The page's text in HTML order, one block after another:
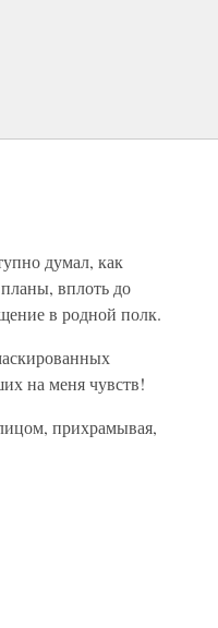
думал, как
вплоть до
в родной полк.
на меня чувств!
прихрамывая,